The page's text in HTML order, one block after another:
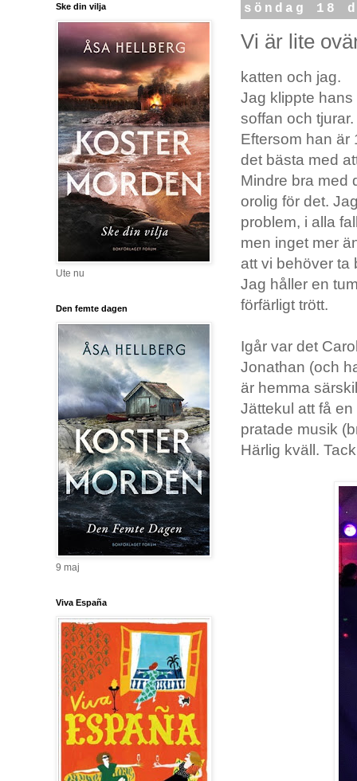
söndag 18
Vi är lite
katten och jag.
Jag klippte
soffan och tjurar.
Eftersom han är
det bästa med
Mindre bra med
orolig för det.
problem, i alla
men inget mer
att vi behöver ta
Jag håller en
förfärligt trött.
Igår var det
Jonathan (och
är hemma
Jättekul att få
pratade musik
Härlig kväll.
Ske din vilja
Ute nu
Den femte dagen
9 maj
Viva España